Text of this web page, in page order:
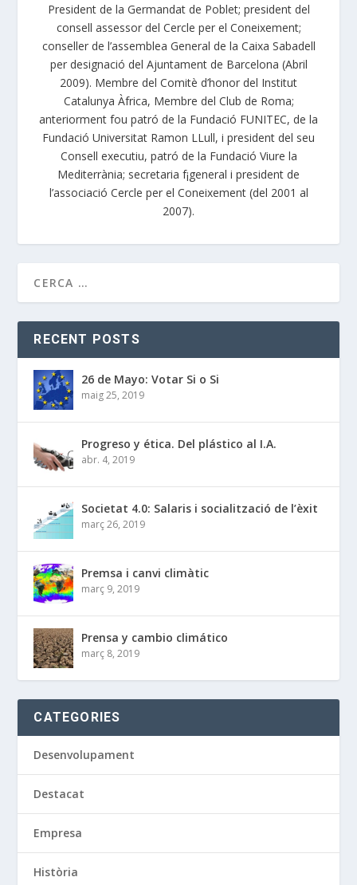
President de la Germandat de Poblet; president del
consell assessor del Cercle per el Coneixement;
conseller de l’assemblea General de la Caixa Sabadell
per designació del Ajuntament de Barcelona (Abril
2009). Membre del Comitè d’honor del Institut
Catalunya Àfrica, Membre del Club de Roma;
anteriorment fou patró de la Fundació FUNITEC, de la
Fundació Universitat Ramon LLull, i president del seu
Consell executiu, patró de la Fundació Viure la
Mediterrània; secretaria f¡general i president de
l’associació Cercle per el Coneixement (del 2001 al
2007).
RECENT POSTS
26 de Mayo: Votar Si o Si
maig 25, 2019
Progreso y ética. Del plástico al I.A.
abr. 4, 2019
Societat 4.0: Salaris i socialització de l’èxit
març 26, 2019
Premsa i canvi climàtic
març 9, 2019
Prensa y cambio climático
març 8, 2019
CATEGORIES
Desenvolupament
Destacat
Empresa
Història